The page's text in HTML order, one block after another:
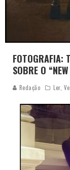
FOTOGRAFIA:
SOBRE O
Redação Ler,